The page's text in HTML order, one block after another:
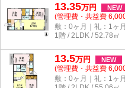
13.35万円 NEW
(管理費・共益費
敷：0ヶ月｜礼：1ヶ月
1階 / 2LDK / 52.78㎡
13.5万円 NEW
(管理費・共益費
敷：0ヶ月｜礼：1ヶ月